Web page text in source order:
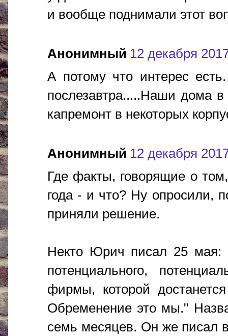
и вообще поднимали этот
Анонимный 12 декабря
А потому что интерес
послезавтра.....Наши дома в
капремонт в некоторых
Анонимный 12 декабря
Где факты, говорящие о
года - и что? Ну опросили,
приняли решение.
Некто Юрич писал 25 мая:
потенциального,
фирмы, которой
Обременение это мы."
семь месяцев. Он же писал